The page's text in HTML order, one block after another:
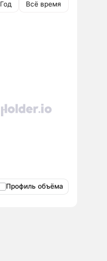
Год Всё время
Профиль объёма